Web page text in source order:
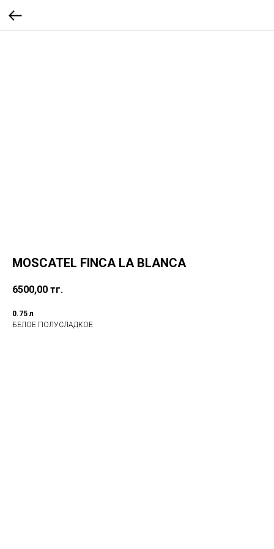
MOSCATEL FINCA LA BLANCA
6500,00 тг.
0.75 л
БЕЛОЕ ПОЛУСЛАДКОЕ